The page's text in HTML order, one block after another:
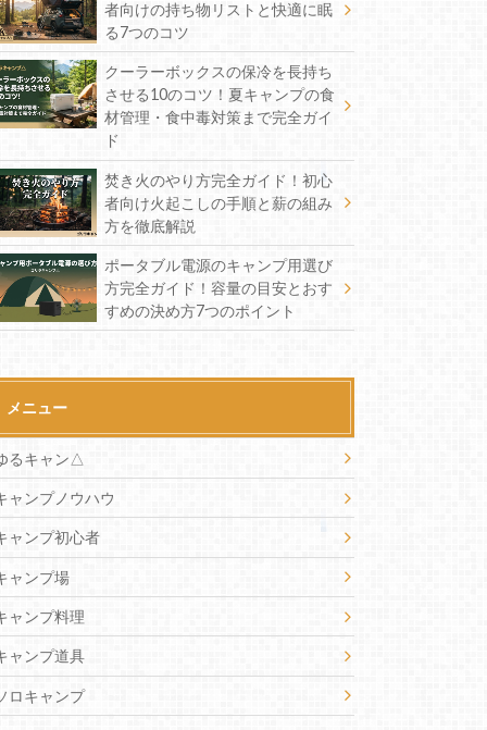
者向けの持ち物リストと快適に眠
る7つのコツ
クーラーボックスの保冷を長持ち
させる10のコツ！夏キャンプの食
材管理・食中毒対策まで完全ガイ
ド
焚き火のやり方完全ガイド！初心
者向け火起こしの手順と薪の組み
方を徹底解説
ポータブル電源のキャンプ用選び
方完全ガイド！容量の目安とおす
すめの決め方7つのポイント
メニュー
るキャン△
ャンプノウハウ
ャンプ初心者
ャンプ場
ャンプ料理
ャンプ道具
ロキャンプ